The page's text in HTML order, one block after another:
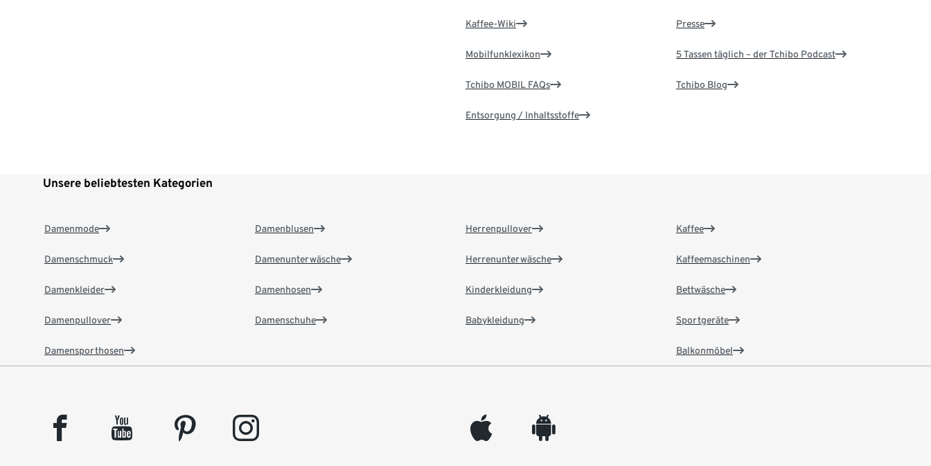
Kaffee-Wiki
Mobilfunklexikon
Tchibo MOBIL FAQs
Entsorgung / Inhaltsstoffe
Presse
5 Tassen täglich – der Tchibo Podcast
Tchibo Blog
Unsere beliebtesten Kategorien
Damenmode
Damenschmuck
Damenkleider
Damenpullover
Damensporthosen
Damenblusen
Damenunterwäsche
Damenhosen
Damenschuhe
Herrenpullover
Herrenunterwäsche
Kinderkleidung
Babykleidung
Kaffee
Kaffeemaschinen
Bettwäsche
Sportgeräte
Balkonmöbel
facebook youtube pinterest instagram appleinc android